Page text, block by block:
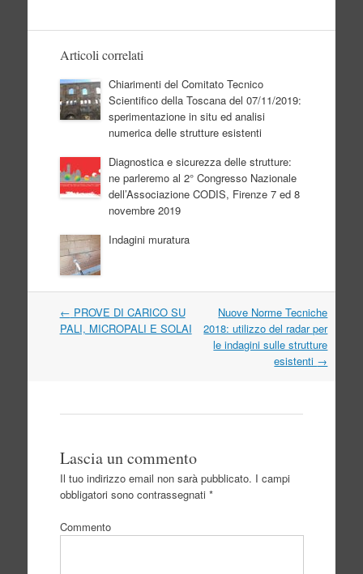
Articoli correlati
Chiarimenti del Comitato Tecnico
Scientifico della Toscana del 07/11/2019:
sperimentazione in situ ed analisi
numerica delle strutture esistenti
Diagnostica e sicurezza delle strutture:
ne parleremo al 2° Congresso Nazionale
dell’Associazione CODIS, Firenze 7 ed 8
novembre 2019
Indagini muratura
Navigazione
articolo
← PROVE DI CARICO SU
PALI, MICROPALI E SOLAI
Nuove Norme Tecniche
2018: utilizzo del radar per
le indagini sulle strutture
esistenti →
Lascia un commento
Il tuo indirizzo email non sarà pubblicato. I campi
obbligatori sono contrassegnati *
Commento